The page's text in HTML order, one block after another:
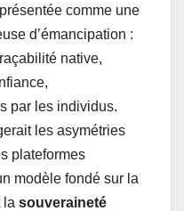
comme une
d’émancipation :
native,
par les individus.
les asymétries
plateformes
modèle fondé sur la
la souveraineté